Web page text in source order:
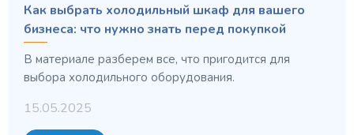
Как выбрать холодильный шкаф для вашего
бизнеса: что нужно знать перед покупкой
В материале разберем все, что пригодится для
выбора холодильного оборудования.
15.05.2025